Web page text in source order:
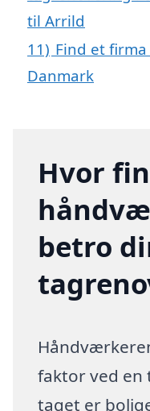
til Arrild
11) Find et
Danmark
Hvor
betro
faktor ved en
taget er